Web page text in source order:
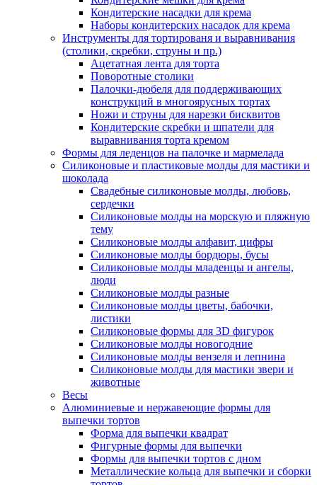
Кондитерские насадки для крема
Наборы кондитерских насадок для крема
Инструменты для тортированя и выравнивания
(столики, скребки, струны и пр.)
Ацетатная лента для торта
Поворотные столики
Палочки-дюбеля для поддерживающих
конструкций в многоярусных тортах
Ножи и струны для нарезки бисквитов
Кондитерские скребки и шпатели для
выравнивания торта кремом
Формы для леденцов на палочке и мармелада
Силиконовые и пластиковые молды для мастики и
шоколада
Свадебные силиконовые молды, любовь,
сердечки
Силиконовые молды на морскую и пляжную
тему
Силиконовые молды алфавит, цифры
Силиконовые молды бордюры, бусы
Силиконовые молды младенцы и ангелы,
люди
Силиконовые молды разные
Силиконовые молды цветы, бабочки,
листики
Силиконовые формы для 3D фигурок
Силиконовые молды новогодние
Силиконовые молды вензеля и лепнина
Силиконовые молды для мастики звери и
животные
Весы
Алюминиевые и нержавеющие формы для
выпечки тортов
Форма для выпечки квадрат
Фигурные формы для выпечки
Формы для выпечки тортов с дном
Металлические кольца для выпечки и сборки